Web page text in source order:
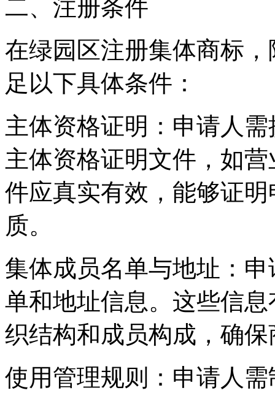
二、注册条件
在绿园区注册集体商标
足以下具体条件：
主体资格证明‌：申请人
主体资格证明文件，如
件应真实有效，能够证
质。
集体成员名单与地址‌：
单和地址信息。这些信
织结构和成员构成，确
使用管理规则‌：申请人